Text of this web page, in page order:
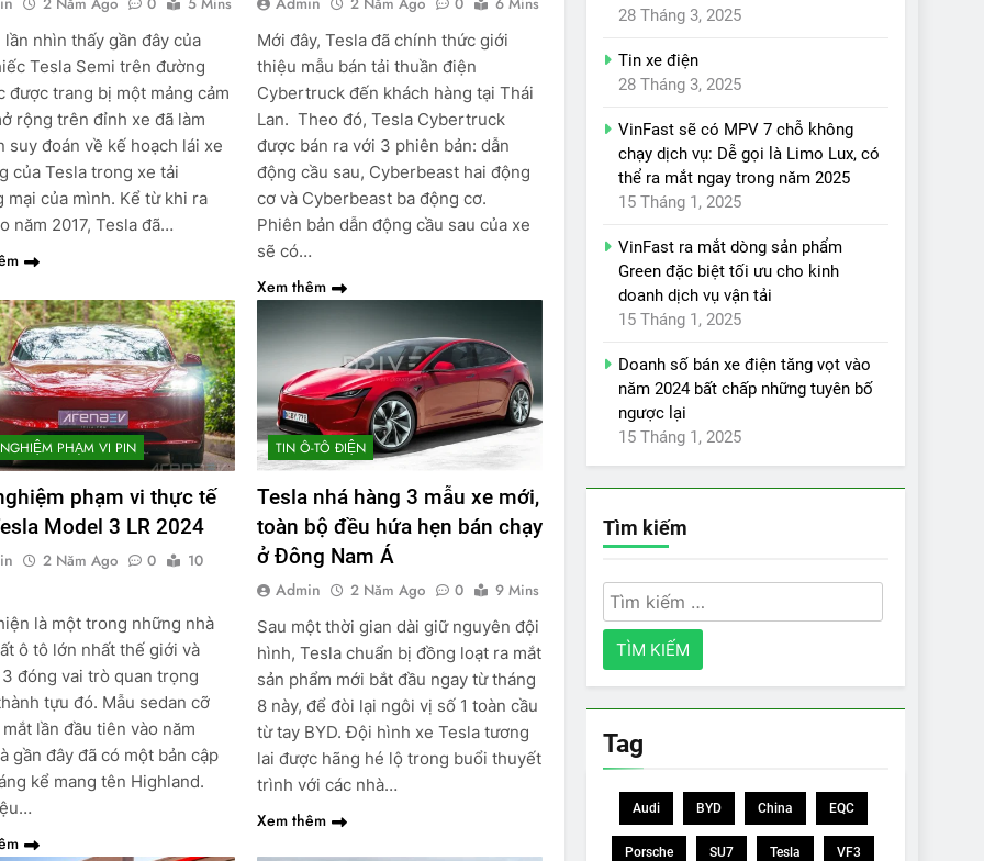
lần nhìn thấy gần đây của
Tesla Semi trên đường
được trang bị một mảng cảm
rộng trên đỉnh xe đã làm
suy đoán về kế hoạch lái xe
của Tesla trong xe tải
mại của mình. Kể từ khi ra
năm 2017, Tesla đã…
Mới đây, Tesla đã chính thức giới
thiệu mẫu bán tải thuần điện
Cybertruck đến khách hàng tại Thái
Lan. Theo đó, Tesla Cybertruck
được bán ra với 3 phiên bản: dẫn
động cầu sau, Cyberbeast hai động
cơ và Cyberbeast ba động cơ.
Phiên bản dẫn động cầu sau của xe
sẽ có…
Xem thêm
PHẠM VI PIN
phạm vi thực tế
Model 3 LR 2024
2 Năm Ago 0
10
là một trong những nhà
ô tô lớn nhất thế giới và
đóng vai trò quan trọng
tựu đó. Mẫu sedan cỡ
lần đầu tiên vào năm
gần đây đã có một bản cập
kể mang tên Highland.
TIN Ô-TÔ ĐIỆN
Tesla nhá hàng 3 mẫu xe mới,
toàn bộ đều hứa hẹn bán chạy
ở Đông Nam Á
Admin 2 Năm Ago 0
9 Mins
Sau một thời gian dài giữ nguyên đội
hình, Tesla chuẩn bị đồng loạt ra mắt
sản phẩm mới bắt đầu ngay từ tháng
8 này, để đòi lại ngôi vị số 1 toàn cầu
từ tay BYD. Đội hình xe Tesla tương
lai được hãng hé lộ trong buổi thuyết
trình với các nhà…
Xem thêm
28 Tháng 3, 2025
Tin xe điện
28 Tháng 3, 2025
VinFast sẽ có MPV 7 chỗ không
chạy dịch vụ: Dễ gọi là Limo Lux, có
thể ra mắt ngay trong năm 2025
15 Tháng 1, 2025
VinFast ra mắt dòng sản phẩm
Green đặc biệt tối ưu cho kinh
doanh dịch vụ vận tải
15 Tháng 1, 2025
Doanh số bán xe điện tăng vọt vào
năm 2024 bất chấp những tuyên bố
ngược lại
15 Tháng 1, 2025
Tìm kiếm
Tìm
kiếm
cho:
Tag
Audi BYD China EQC
Porsche SU7 Tesla VF3